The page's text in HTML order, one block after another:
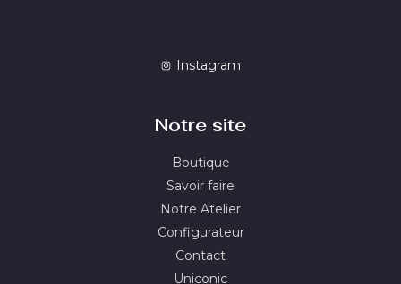
Instagram
Notre site
Boutique
Savoir faire
Notre Atelier
Configurateur
Contact
Uniconic